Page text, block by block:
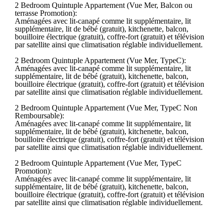
2 Bedroom Quintuple Appartement (Vue Mer, Balcon ou
terrasse Promotion):
Aménagées avec lit-canapé comme lit supplémentaire, lit
supplémentaire, lit de bébé (gratuit), kitchenette, balcon,
bouilloire électrique (gratuit), coffre-fort (gratuit) et télévision
par satellite ainsi que climatisation réglable individuellement.
2 Bedroom Quintuple Appartement (Vue Mer, TypeC):
Aménagées avec lit-canapé comme lit supplémentaire, lit
supplémentaire, lit de bébé (gratuit), kitchenette, balcon,
bouilloire électrique (gratuit), coffre-fort (gratuit) et télévision
par satellite ainsi que climatisation réglable individuellement.
2 Bedroom Quintuple Appartement (Vue Mer, TypeC Non
Remboursable):
Aménagées avec lit-canapé comme lit supplémentaire, lit
supplémentaire, lit de bébé (gratuit), kitchenette, balcon,
bouilloire électrique (gratuit), coffre-fort (gratuit) et télévision
par satellite ainsi que climatisation réglable individuellement.
2 Bedroom Quintuple Appartement (Vue Mer, TypeC
Promotion):
Aménagées avec lit-canapé comme lit supplémentaire, lit
supplémentaire, lit de bébé (gratuit), kitchenette, balcon,
bouilloire électrique (gratuit), coffre-fort (gratuit) et télévision
par satellite ainsi que climatisation réglable individuellement.